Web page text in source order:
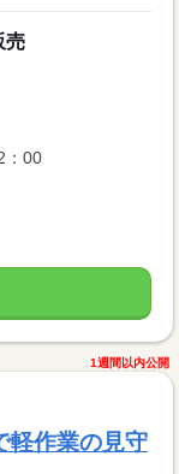
売
：00
1週間以内公開
軽作業の見守